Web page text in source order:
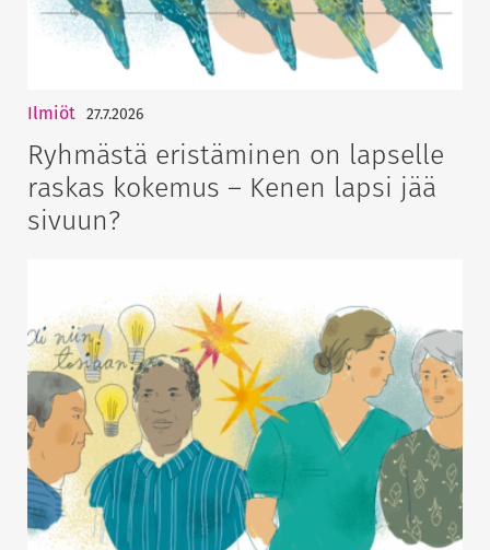
Ilmiöt 27.7.2026
Ryhmästä eristäminen on lapselle
raskas kokemus – Kenen lapsi jää
sivuun?